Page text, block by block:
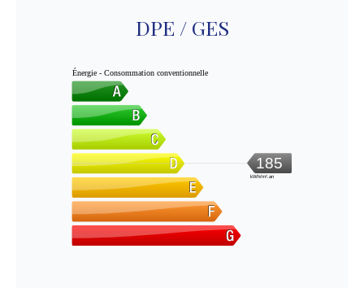
DPE / GES
Énergie - Consommation conventionnelle
185
kWh/m².an